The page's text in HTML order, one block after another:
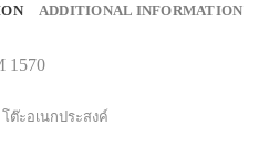
ADDITIONAL INFORMATION
1570
โต๊ะอเนกประสงค์